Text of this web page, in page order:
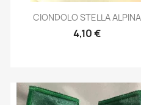
Anteprima
CIONDOLO STELLA ALPINA
4,10 €